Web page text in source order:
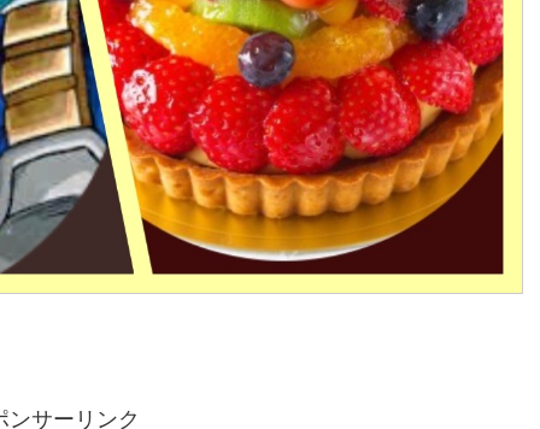
ンサーリンク